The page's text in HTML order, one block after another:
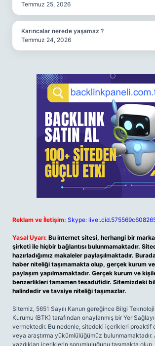
Temmuz 25, 2026
Karıncalar nerede yaşamaz ?
Temmuz 24, 2026
Reklam ve İletişim: Skype:
Yasal Uyarı: Bu internet sitesi, herhangi bir
şirketi ile hiçbir bağlantısı bulunmamaktadır.
hazırladığımız makaleler paylaşılmaktadır.
haber niteliği taşımamakta olup, gerçek kurum
paylaşım yapılmamaktadır. Gerçek kurum ve
benzerlikleri tamamen tesadüfidir. Sitemizdeki
halindedir ve tavsiye niteliği taşımazlar.
Sitemiz, 5651 Sayılı Kanun gereğince Bilgi
Kurumu (BTK) tarafından onaylanmış bir Yer
vermektedir. Bu nedenle, sitedeki içerikleri proaktif
veya araştırma yükümlülüğümüz
yazdıkları içeriklerin sorumluluğunu taşımakta